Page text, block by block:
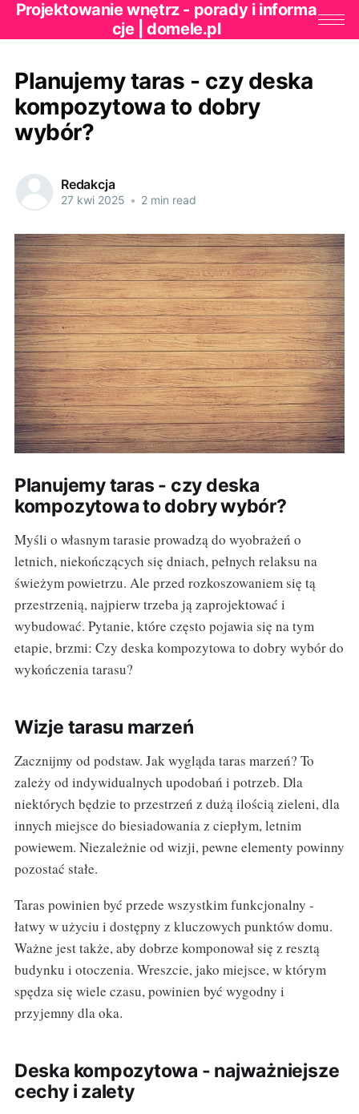
Projektowanie wnętrz - porady i informa
cje | domele.pl
Planujemy taras - czy deska
kompozytowa to dobry
wybór?
Redakcja
27 kwi 2025 • 2 min read
Planujemy taras - czy deska
kompozytowa to dobry wybór?
Myśli o własnym tarasie prowadzą do wyobrażeń o
letnich, niekończących się dniach, pełnych relaksu na
świeżym powietrzu. Ale przed rozkoszowaniem się tą
przestrzenią, najpierw trzeba ją zaprojektować i
wybudować. Pytanie, które często pojawia się na tym
etapie, brzmi: Czy deska kompozytowa to dobry wybór do
wykończenia tarasu?
Wizje tarasu marzeń
Zacznijmy od podstaw. Jak wygląda taras marzeń? To
zależy od indywidualnych upodobań i potrzeb. Dla
niektórych będzie to przestrzeń z dużą ilością zieleni, dla
innych miejsce do biesiadowania z ciepłym, letnim
powiewem. Niezależnie od wizji, pewne elementy powinny
pozostać stałe.
Taras powinien być przede wszystkim funkcjonalny -
łatwy w użyciu i dostępny z kluczowych punktów domu.
Ważne jest także, aby dobrze komponował się z resztą
budynku i otoczenia. Wreszcie, jako miejsce, w którym
spędza się wiele czasu, powinien być wygodny i
przyjemny dla oka.
Deska kompozytowa - najważniejsze
cechy i zalety